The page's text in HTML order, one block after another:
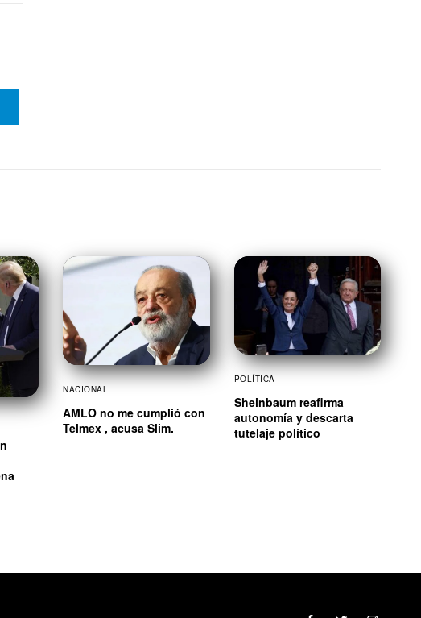
NACIONAL
AMLO no me cumplió con
Telmex , acusa Slim.
POLÍTICA
Sheinbaum reafirma
autonomía y descarta
tutelaje político